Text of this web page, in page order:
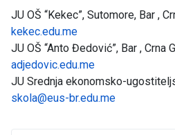
JU OŠ “Kekec”, Sutomore, Bar ,
kekec.edu.me
JU OŠ “Anto Đedović”, Bar , Crna
adjedovic.edu.me
JU Srednja ekonomsko-
skola@eus-br.edu.me